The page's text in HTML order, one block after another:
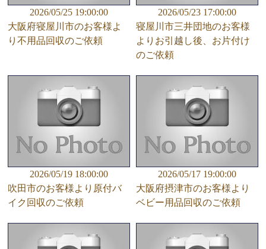
2026/05/25 19:00:00
大阪府寝屋川市のお客様よ
り不用品回収のご依頼
2026/05/23 17:00:00
寝屋川市三井団地のお客様
よりお引越し後、お片付け
のご依頼
2026/05/19 18:00:00
吹田市のお客様より原付バ
イク回収のご依頼
2026/05/17 19:00:00
大阪府摂津市のお客様より
ベビー用品回収のご依頼